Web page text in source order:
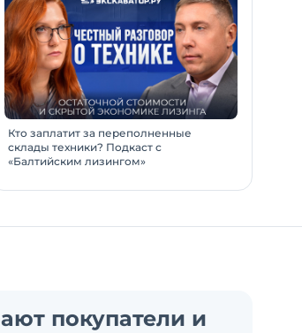
Кто заплатит за переполненные
склады техники? Подкаст с
«Балтийским лизингом»
покупатели и